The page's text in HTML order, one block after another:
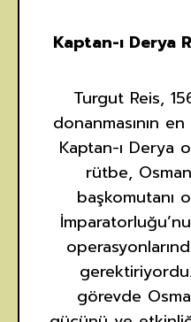
Kaptan-ı Derya
Turgut Reis,
donanmasının
Kaptan-ı Derya
rütbe,
başkomutanı
görevde